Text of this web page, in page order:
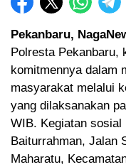
Pekanbaru,
Polresta Pekanbaru,
komitmennya dalam
masyarakat melalui
yang dilaksanakan
WIB. Kegiatan sosial
Baiturrahman, Jalan
Maharatu,